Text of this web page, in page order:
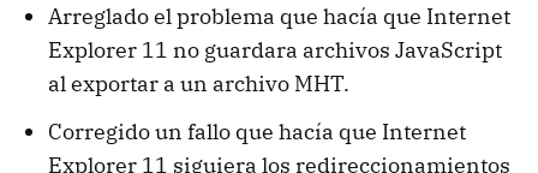
Arreglado el problema que hacía que Internet
Explorer 11 no guardara archivos JavaScript
al exportar a un archivo MHT.
Corregido un fallo que hacía que Internet
Explorer 11 siguiera los redireccionamientos